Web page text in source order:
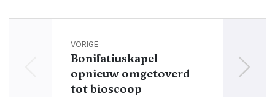
VORIGE
Bonifatiuskapel
opnieuw omgetoverd
tot bioscoop